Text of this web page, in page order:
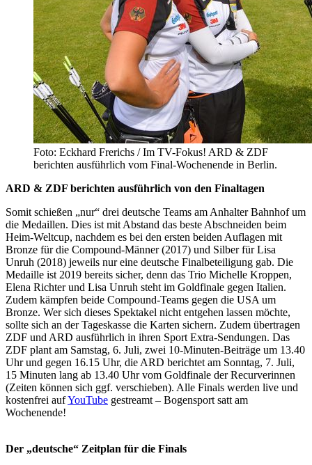
Foto: Eckhard Frerichs / Im TV-Fokus! ARD & ZDF
berichten ausführlich vom Final-Wochenende in Berlin.
ARD & ZDF berichten ausführlich von den Finaltagen
Somit schießen „nur“ drei deutsche Teams am Anhalter Bahnhof um
die Medaillen. Dies ist mit Abstand das beste Abschneiden beim
Heim-Weltcup, nachdem es bei den ersten beiden Auflagen mit
Bronze für die Compound-Männer (2017) und Silber für Lisa
Unruh (2018) jeweils nur eine deutsche Finalbeteiligung gab. Die
Medaille ist 2019 bereits sicher, denn das Trio Michelle Kroppen,
Elena Richter und Lisa Unruh steht im Goldfinale gegen Italien.
Zudem kämpfen beide Compound-Teams gegen die USA um
Bronze. Wer sich dieses Spektakel nicht entgehen lassen möchte,
sollte sich an der Tageskasse die Karten sichern. Zudem übertragen
ZDF und ARD ausführlich in ihren Sport Extra-Sendungen. Das
ZDF plant am Samstag, 6. Juli, zwei 10-Minuten-Beiträge um 13.40
Uhr und gegen 16.15 Uhr, die ARD berichtet am Sonntag, 7. Juli,
15 Minuten lang ab 13.40 Uhr vom Goldfinale der Recurverinnen
(Zeiten können sich ggf. verschieben). Alle Finals werden live und
kostenfrei aufYouTube gestreamt – Bogensport satt am
Wochenende!
Der „deutsche“ Zeitplan für die Finals